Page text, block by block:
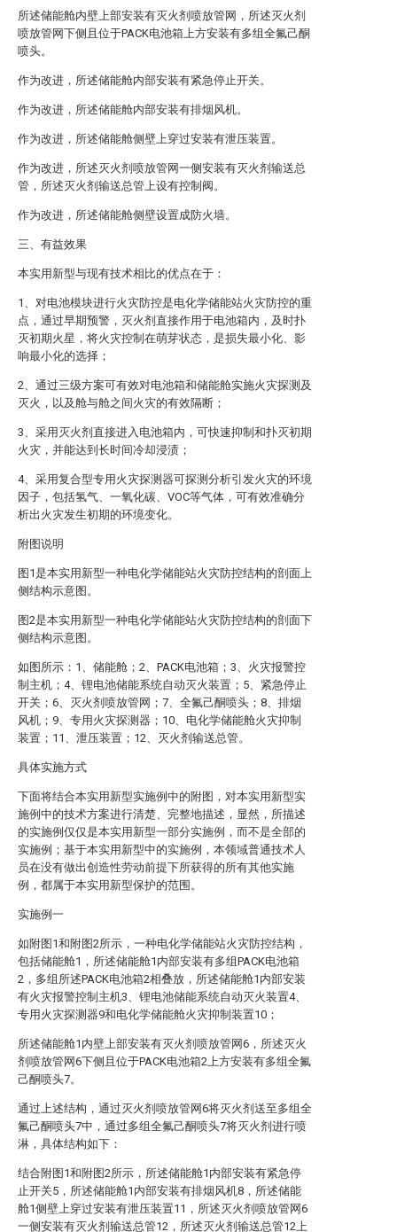
所述储能舱内壁上部安装有灭火剂喷放管网，所述灭火剂
喷放管网下侧且位于PACK电池箱上方安装有多组全氟己酮
喷头。
作为改进，所述储能舱内部安装有紧急停止开关。
作为改进，所述储能舱内部安装有排烟风机。
作为改进，所述储能舱侧壁上穿过安装有泄压装置。
作为改进，所述灭火剂喷放管网一侧安装有灭火剂输送总
管，所述灭火剂输送总管上设有控制阀。
作为改进，所述储能舱侧壁设置成防火墙。
三、有益效果
本实用新型与现有技术相比的优点在于：
1、对电池模块进行火灾防控是电化学储能站火灾防控的重
点，通过早期预警，灭火剂直接作用于电池箱内，及时扑
灭初期火星，将火灾控制在萌芽状态，是损失最小化、影
响最小化的选择；
2、通过三级方案可有效对电池箱和储能舱实施火灾探测及
灭火，以及舱与舱之间火灾的有效隔断；
3、采用灭火剂直接进入电池箱内，可快速抑制和扑灭初期
火灾，并能达到长时间冷却浸渍；
4、采用复合型专用火灾探测器可探测分析引发火灾的环境
因子，包括氢气、一氧化碳、VOC等气体，可有效准确分
析出火灾发生初期的环境变化。
附图说明
图1是本实用新型一种电化学储能站火灾防控结构的剖面上
侧结构示意图。
图2是本实用新型一种电化学储能站火灾防控结构的剖面下
侧结构示意图。
如图所示：1、储能舱；2、PACK电池箱；3、火灾报警控
制主机；4、锂电池储能系统自动灭火装置；5、紧急停止
开关；6、灭火剂喷放管网；7、全氟己酮喷头；8、排烟
风机；9、专用火灾探测器；10、电化学储能舱火灾抑制
装置；11、泄压装置；12、灭火剂输送总管。
具体实施方式
下面将结合本实用新型实施例中的附图，对本实用新型实
施例中的技术方案进行清楚、完整地描述，显然，所描述
的实施例仅仅是本实用新型一部分实施例，而不是全部的
实施例；基于本实用新型中的实施例，本领域普通技术人
员在没有做出创造性劳动前提下所获得的所有其他实施
例，都属于本实用新型保护的范围。
实施例一
如附图1和附图2所示，一种电化学储能站火灾防控结构，
包括储能舱1，所述储能舱1内部安装有多组PACK电池箱
2，多组所述PACK电池箱2相叠放，所述储能舱1内部安装
有火灾报警控制主机3、锂电池储能系统自动灭火装置4、
专用火灾探测器9和电化学储能舱火灾抑制装置10；
所述储能舱1内壁上部安装有灭火剂喷放管网6，所述灭火
剂喷放管网6下侧且位于PACK电池箱2上方安装有多组全氟
己酮喷头7。
通过上述结构，通过灭火剂喷放管网6将灭火剂送至多组全
氟己酮喷头7中，通过多组全氟己酮喷头7将灭火剂进行喷
淋，具体结构如下：
结合附图1和附图2所示，所述储能舱1内部安装有紧急停
止开关5，所述储能舱1内部安装有排烟风机8，所述储能
舱1侧壁上穿过安装有泄压装置11，所述灭火剂喷放管网6
一侧安装有灭火剂输送总管12，所述灭火剂输送总管12上